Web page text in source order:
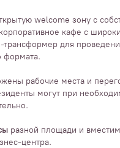
welcome зону с
кафе с
трансформер для
формата.
рабочие места и
могут при
разной площади и
центра.